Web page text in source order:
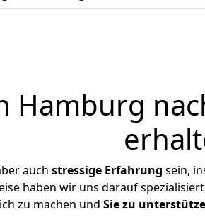
Hamburg
auch stressige Erfahrung sein,
haben wir uns darauf
zu machen und Sie zu